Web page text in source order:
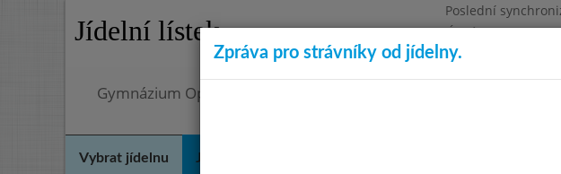
Jídelní lístek
Poslední
Úterý 4.8.2026
Omezení
Gymnázium Opatov, Praha 4, Konstantinova 1500
Vybrat jídelnu Jídelní lístek
Zpráva pro strávníky od jídelny.